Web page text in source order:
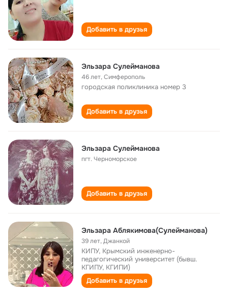
Добавить в друзья
Эльзара Сулейманова
46 лет,Симферополь
городская поликлиника номер 3
Добавить в друзья
Эльзара Сулейманова
пгт. Черноморское
Добавить в друзья
Эльзара Аблякимова(Сулейманова)
39 лет,Джанкой
КИПУ, Крымский инженерно-
педагогический университет (бывш.
КГИПУ, КГИПИ)
Добавить в друзья